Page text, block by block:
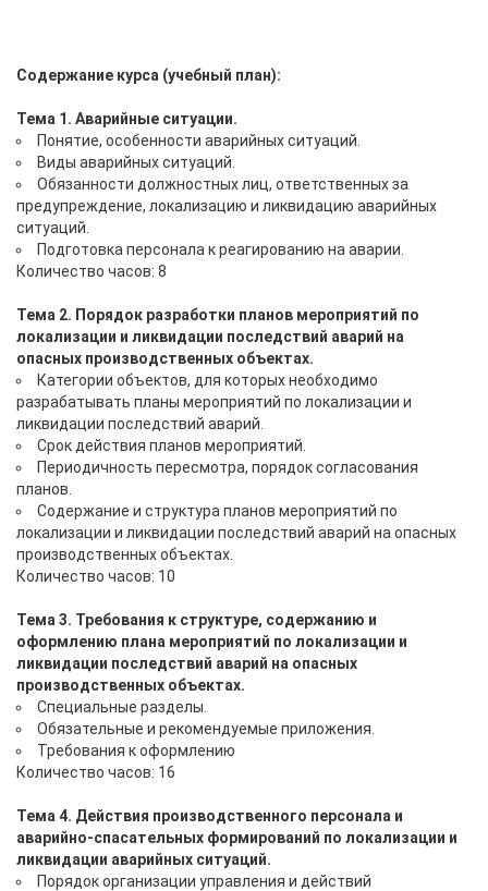
Содержание курса (учебный план):
Тема 1. Аварийные ситуации.
Понятие, особенности аварийных ситуаций.
Виды аварийных ситуаций.
Обязанности должностных лиц, ответственных за
предупреждение, локализацию и ликвидацию аварийных
ситуаций.
Подготовка персонала к реагированию на аварии.
Количество часов: 8
Тема 2. Порядок разработки планов мероприятий по
локализации и ликвидации последствий аварий на
опасных производственных объектах.
Категории объектов, для которых необходимо
разрабатывать планы мероприятий по локализации и
ликвидации последствий аварий.
Срок действия планов мероприятий.
Периодичность пересмотра, порядок согласования
планов.
Содержание и структура планов мероприятий по
локализации и ликвидации последствий аварий на опасных
производственных объектах.
Количество часов: 10
Тема 3. Требования к структуре, содержанию и
оформлению плана мероприятий по локализации и
ликвидации последствий аварий на опасных
производственных объектах.
Специальные разделы.
Обязательные и рекомендуемые приложения.
Требования к оформлению
Количество часов: 16
Тема 4. Действия производственного персонала и
аварийно-спасательных формирований по локализации и
ликвидации аварийных ситуаций.
Порядок организации управления и действий